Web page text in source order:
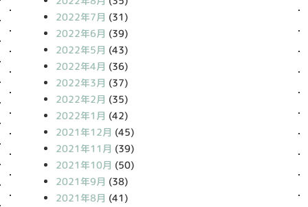
2022年7月 (31)
2022年6月 (39)
2022年5月 (43)
2022年4月 (36)
2022年3月 (37)
2022年2月 (35)
2022年1月 (42)
2021年12月 (45)
2021年11月 (39)
2021年10月 (50)
2021年9月 (38)
2021年8月 (41)